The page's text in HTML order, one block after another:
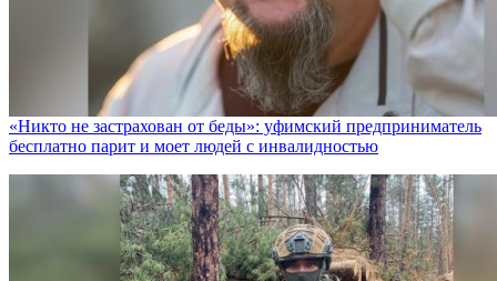
«Никто не заcтрахован от беды»: уфимский предприниматель
бесплатно парит и моет людей с инвалидностью